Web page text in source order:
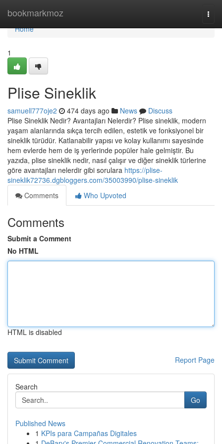
bookmarkmoz
Home
Home
1
Plise Sineklik
samuell777oje2 474 days ago News
Discuss
Plise Sineklik Nedir? Avantajları Nelerdir? Plise sineklik, modern
yaşam alanlarında sıkça tercih edilen, estetik ve fonksiyonel bir
sineklik türüdür. Katlanabilir yapısı ve kolay kullanımı sayesinde
hem evlerde hem de iş yerlerinde popüler hale gelmiştir. Bu
yazıda, plise sineklik nedir, nasıl çalışır ve diğer sineklik türlerine
göre avantajları nelerdir gibi sorulara https://plise-
sineklik72736.dgbloggers.com/35003990/plise-sineklik
Comments
Who Upvoted
Comments
Submit a Comment
No HTML
HTML is disabled
Report Page
Search
Go
Published News
1 KPIs para Campañas Digitales